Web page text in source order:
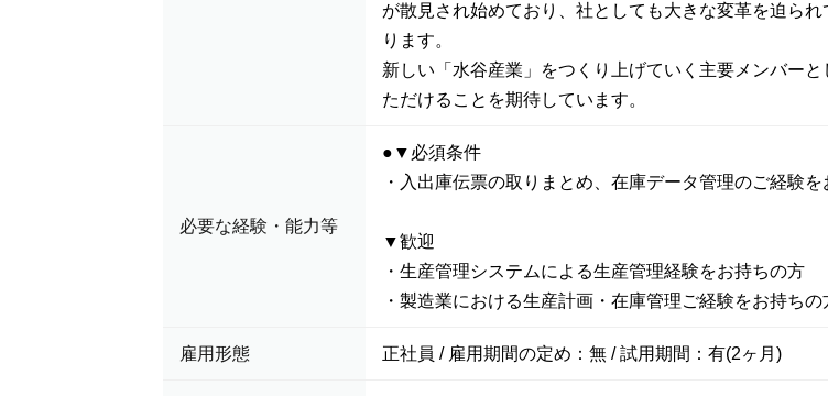
が散見され始めており、社としても大きな変革を迫られ
ります。
新しい「水谷産業」をつくり上げていく主要メンバーと
ただけることを期待しています。
必要な経験・能力等
●▼必須条件
・入出庫伝票の取りまとめ、在庫データ管理のご経験
▼歓迎
・生産管理システムによる生産管理経験をお持ちの方
・製造業における生産計画・在庫管理ご経験をお持ちの
雇用形態 正社員 / 雇用期間の定め：無 / 試用期間：有(2ヶ月)